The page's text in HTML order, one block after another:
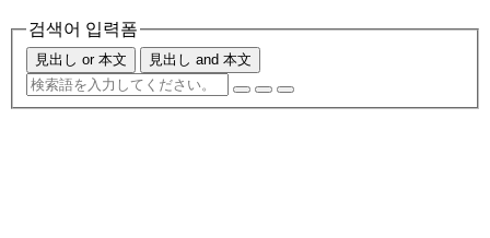
검색어 입력폼
見出し or 本文 見出し and 本文